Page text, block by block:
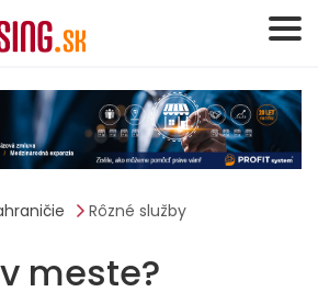
Rôzné služby
meste?